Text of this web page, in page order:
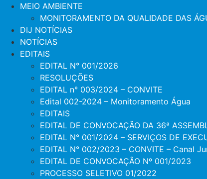
MEIO AMBIENTE
MONITORAMENTO DA QUALIDADE DAS
DIJ NOTÍCIAS
NOTÍCIAS
EDITAIS
EDITAL N° 001/2026
RESOLUÇÕES
EDITAL n° 003/2024 – CONVITE
Edital 002-2024 – Monitoramento Água
EDITAIS
EDITAL DE CONVOCAÇÃO DA 36ª
EDITAL N° 001/2024 – SERVIÇOS DE
EDITAL N° 002/2023 – CONVITE – Canal
EDITAL DE CONVOCAÇÃO Nº 001/2023
PROCESSO SELETIVO 01/2022